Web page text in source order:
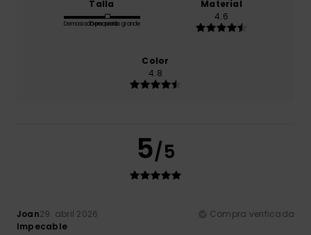
Talla
Demasiado pequeño
Demasiado grande
Material
4.6
Color
4.8
5/5
Joan29. abril 2026
Compra verificada
Impecable